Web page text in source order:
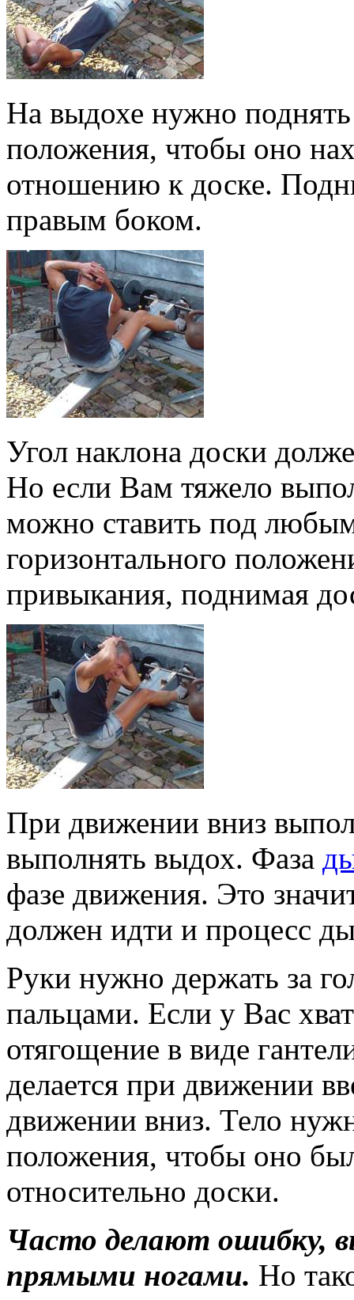
На выдохе нужно
положения, чтобы оно
отношению к доске.
правым боком.
Угол наклона доски
Но если Вам тяжело
можно ставить под
горизонтального
привыкания, поднимая
При движении вниз
выполнять выдох. Фаза
фазе движения. Это
должен идти и процесс
Руки нужно держать за
пальцами. Если у Вас
отягощение в виде
делается при движении
движении вниз. Тело
положения, чтобы оно
относительно доски.
Часто делают ошибку,
прямыми ногами. Но